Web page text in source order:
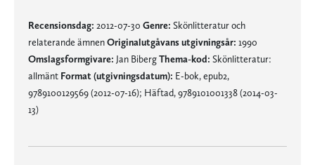
Recensionsdag: 2012-07-30 Genre: Skönlitteratur och
relaterande ämnenOriginalutgåvans utgivningsår: 1990
Omslagsformgivare: Jan BibergThema-kod: Skönlitteratur:
allmänt Format (utgivningsdatum): E-bok, epub2,
9789100129569 (2012-07-16); Häftad, 9789101001338 (2014-03-
13)